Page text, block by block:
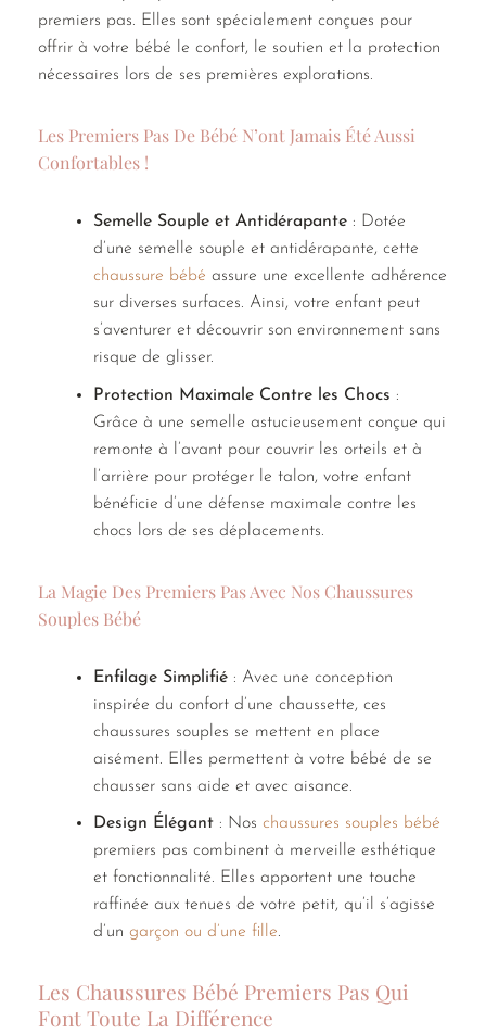
premiers pas. Elles sont spécialement conçues pour
offrir à votre bébé le confort, le soutien et la protection
nécessaires lors de ses premières explorations.
Les Premiers Pas De Bébé N’ont Jamais Été Aussi
Confortables !
Semelle Souple et Antidérapante: Dotée
d’une semelle souple et antidérapante, cette
chaussure bébé assure une excellente adhérence
sur diverses surfaces. Ainsi, votre enfant peut
s’aventurer et découvrir son environnement sans
risque de glisser.
Protection Maximale Contre les Chocs :
Grâce à une semelle astucieusement conçue qui
remonte à l’avant pour couvrir les orteils et à
l’arrière pour protéger le talon, votre enfant
bénéficie d’une défense maximale contre les
chocs lors de ses déplacements.
La Magie Des Premiers Pas Avec Nos Chaussures
Souples Bébé
Enfilage Simplifié: Avec une conception
inspirée du confort d’une chaussette, ces
chaussures souples se mettent en place
aisément. Elles permettent à votre bébé de se
chausser sans aide et avec aisance.
Design Élégant: Nos chaussures souples bébé
premiers pas combinent à merveille esthétique
et fonctionnalité. Elles apportent une touche
raffinée aux tenues de votre petit, qu’il s’agisse
d’un garçon ou d’une fille.
Les Chaussures Bébé Premiers Pas Qui
Font Toute La Différence